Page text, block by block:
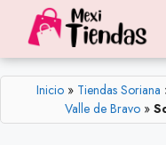
contenido
Inicio» Tiendas Soriana
Valle de Bravo »